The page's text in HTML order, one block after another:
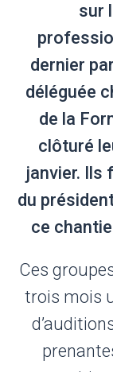
sur
dernier
déléguée
de la
clôturé
janvier. Ils
du
ce
Ces
trois mois